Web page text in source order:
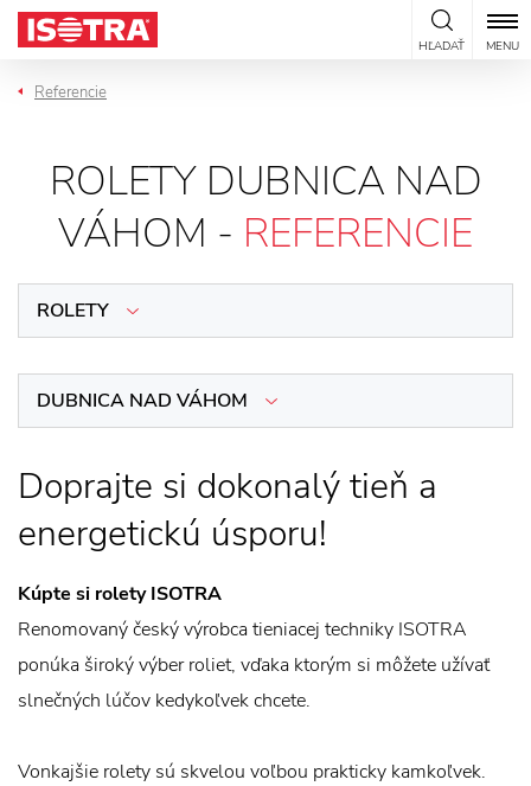
Preskočiť na obsah
HĽADAŤ MENU
Referencie
ROLETY DUBNICA NAD
VÁHOM - REFERENCIE
ROLETY
DUBNICA NAD VÁHOM
Doprajte si dokonalý tieň a
energetickú úsporu!
Kúpte si rolety ISOTRA
Renomovaný český výrobca tieniacej techniky ISOTRA
ponúka široký výber roliet, vďaka ktorým si môžete užívať
slnečných lúčov kedykoľvek chcete.
Vonkajšie rolety sú skvelou voľbou prakticky kamkoľvek.